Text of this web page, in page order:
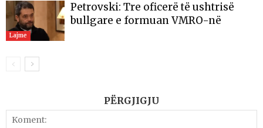
Lajme
Petrovski: Tre oficerë të ushtrisë
bullgare e formuan VMRO-në
PËRGJIGJU